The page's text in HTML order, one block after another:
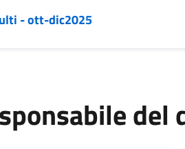
- ott-dic2025
del